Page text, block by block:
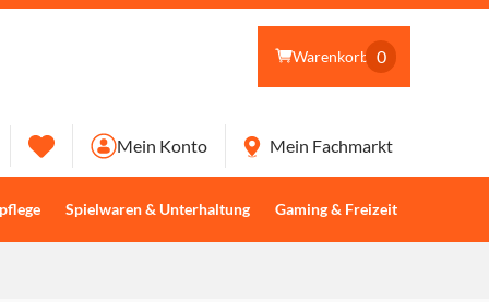
Warenkorb 0
Spielwaren & Unterhaltung Gaming & Freizeit
Mein Konto Mein Fachmarkt